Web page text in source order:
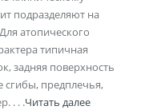
подразделяют на
атопического
типичная
задняя поверхность
предплечья,
. . .Читать далее